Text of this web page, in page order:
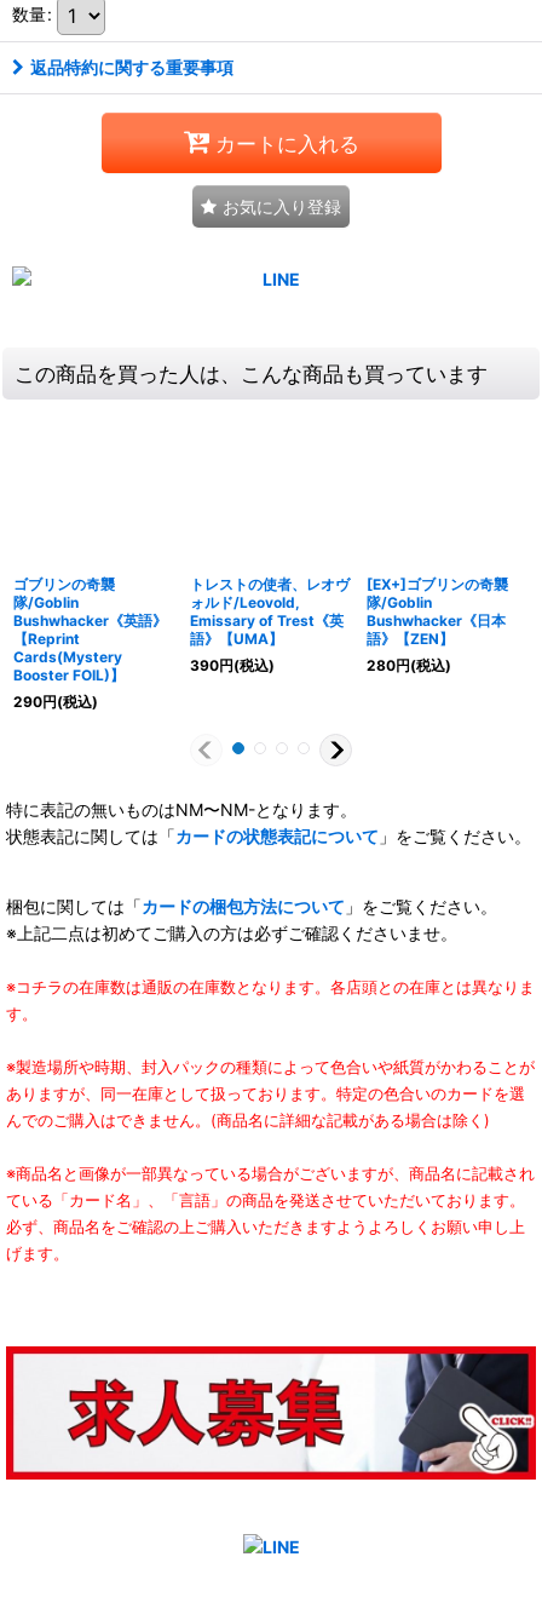
数量:
返品特約に関する重要事項
カートに入れる
お気に入り登録
この商品を買った人は、こんな商品も買っています
ゴブリンの奇襲
隊/Goblin
Bushwhacker《英語》
【Reprint
Cards(Mystery
Booster FOIL)】
290円(税込)
トレストの使者、レオヴ
ォルド/Leovold,
Emissary of Trest《英
語》【UMA】
390円(税込)
[EX+]ゴブリンの奇襲
隊/Goblin
Bushwhacker《日本
語》【ZEN】
280円(税込)
特に表記の無いものはNM〜NM-となります。
状態表記に関しては「カードの状態表記について 」をご覧ください。
梱包に関しては「カードの梱包方法について 」をご覧ください。
※上記二点は初めてご購入の方は必ずご確認くださいませ。
※コチラの在庫数は通販の在庫数となります。各店頭との在庫とは異なりま
す。
※製造場所や時期、封入パックの種類によって色合いや紙質がかわることが
ありますが、同一在庫として扱っております。特定の色合いのカードを選
んでのご購入はできません。(商品名に詳細な記載がある場合は除く)
※商品名と画像が一部異なっている場合がございますが、商品名に記載され
ている「カード名」、「言語」の商品を発送させていただいております。
必ず、商品名をご確認の上ご購入いただきますようよろしくお願い申し上
げます。